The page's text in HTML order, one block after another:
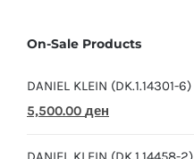
On-Sale Products
DANIEL KLEIN (DK.1.14301-6)
Original
5,500.00 ден